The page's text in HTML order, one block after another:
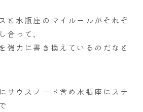
と水瓶座のマイルールがそれぞ
合って、
強力に書き換えているのだなと
サウスノード含め水瓶座にステ